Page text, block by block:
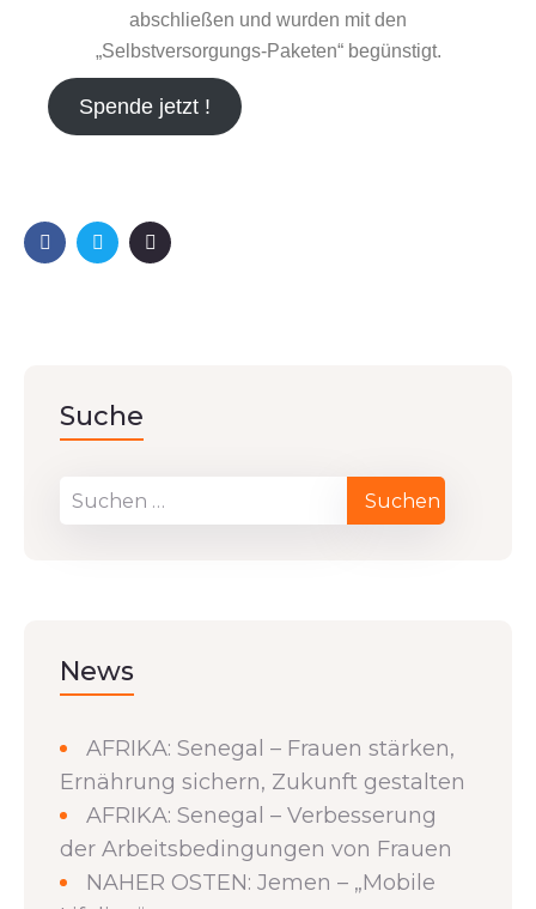
abschließen und wurden mit den
„Selbstversorgungs-Paketen“ begünstigt.
Spende jetzt !
Suche
News
AFRIKA: Senegal – Frauen stärken,
Ernährung sichern, Zukunft gestalten
AFRIKA: Senegal – Verbesserung
der Arbeitsbedingungen von Frauen
NAHER OSTEN: Jemen – „Mobile